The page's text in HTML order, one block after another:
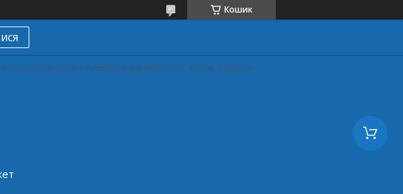
Кошик
5 (станція метро Академіка Барабашова), Харків, Україна